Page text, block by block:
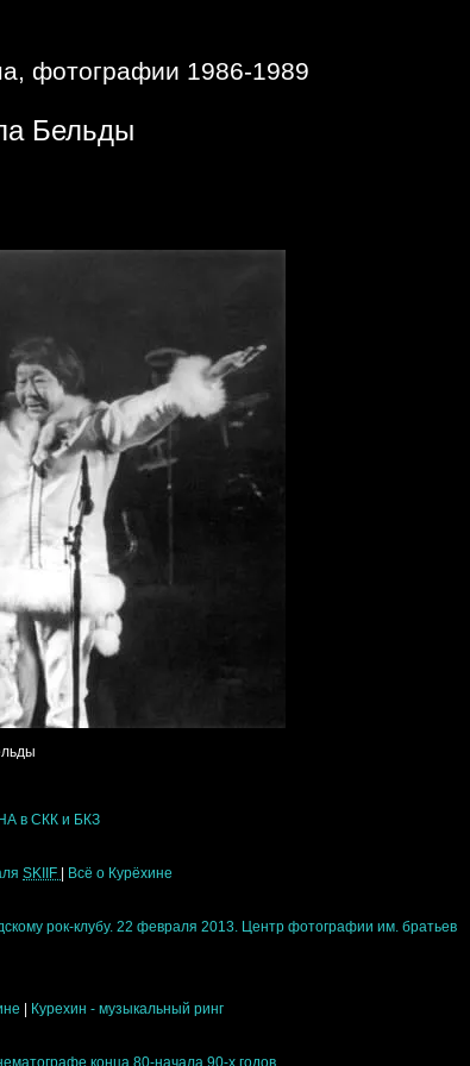
фотографии 1986-1989
Бельды
в СКК и БКЗ
SKIIF | Всё о Курёхине
рок-клубу. 22 февраля 2013. Центр фотографии им. братьев
| Курехин - музыкальный ринг
конца 80-начала 90-х годов